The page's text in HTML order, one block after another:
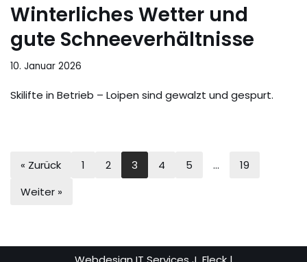
Winterliches Wetter und
gute Schneeverhältnisse
10. Januar 2026
Skilifte in Betrieb – Loipen sind gewalzt und gespurt.
« Zurück 1 2 3 4 5 …
19
Weiter »